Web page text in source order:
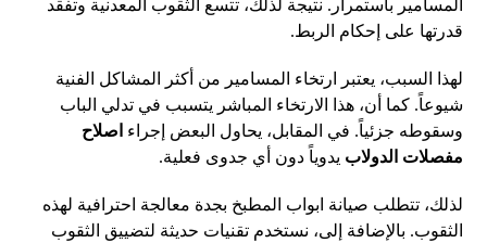
المسامير باستمرار. نتيجة لذلك، تتسع الثقوب المعدنية وتفقد
قدرتها على إحكام الربط.
لهذا السبب، يعتبر ارتخاء المسامير من أكثر المشاكل الفنية
شيوعاً. كما أن، هذا الارتخاء المباشر يتسبب في تدلي الباب
وسقوطه جزئياً. في المقابل، يحاول البعض إجراء اصلاح
مفصلات الدولاب يدوياً دون أي جدوى فعلية.
لذلك، تتطلب صيانة ابواب المطبخ بجدة معالجة احترافية لهذه
الثقوب. بالإضافة إلى، نستخدم تقنيات حديثة لتضييق الثقوب